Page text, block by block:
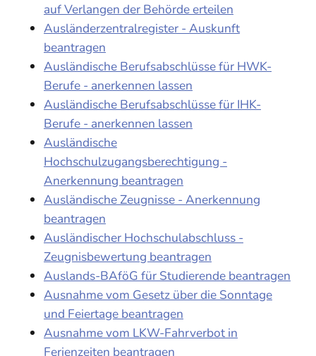
auf Verlangen der Behörde erteilen
Ausländerzentralregister - Auskunft
beantragen
Ausländische Berufsabschlüsse für HWK-
Berufe - anerkennen lassen
Ausländische Berufsabschlüsse für IHK-
Berufe - anerkennen lassen
Ausländische
Hochschulzugangsberechtigung -
Anerkennung beantragen
Ausländische Zeugnisse - Anerkennung
beantragen
Ausländischer Hochschulabschluss -
Zeugnisbewertung beantragen
Auslands-BAföG für Studierende beantragen
Ausnahme vom Gesetz über die Sonntage
und Feiertage beantragen
Ausnahme vom LKW-Fahrverbot in
Ferienzeiten beantragen